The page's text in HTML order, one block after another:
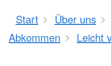
Start Über uns
Abkommen
Leicht